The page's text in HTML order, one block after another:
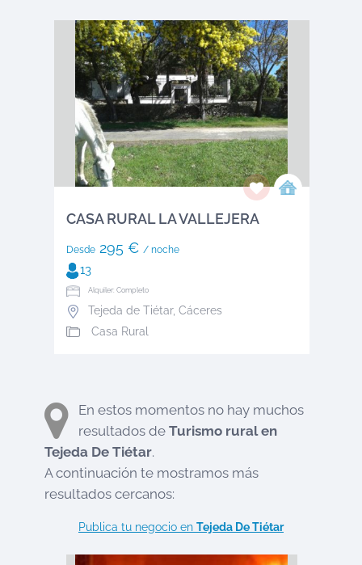
CASA RURAL LA VALLEJERA
Desde295 € / noche
13
Alquiler: Completo
Tejeda de Tiétar, Cáceres
Casa Rural
En estos momentos no hay muchos
resultados de Turismo rural en
Tejeda De Tiétar.
A continuación te mostramos más
resultados cercanos:
Publica tu negocio en Tejeda De Tiétar